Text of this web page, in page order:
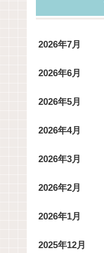
2026年7月
2026年6月
2026年5月
2026年4月
2026年3月
2026年2月
2026年1月
2025年12月